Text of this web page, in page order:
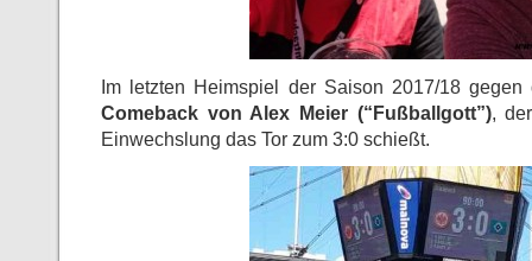
Im letzten Heimspiel der Saison 2017/18
Comeback von Alex Meier (“Fußballgott”),
Einwechslung das Tor zum 3:0 schießt.